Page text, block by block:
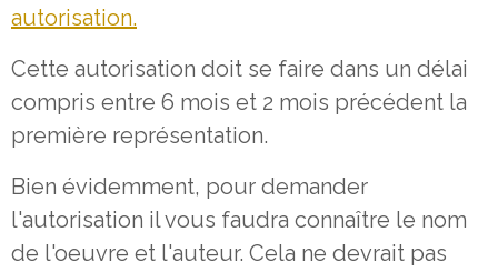
autorisation.
Cette autorisation doit se faire dans un délai
compris entre 6 mois et 2 mois précédent la
première représentation.
Bien évidemment, pour demander
l'autorisation il vous faudra connaître le nom
de l'oeuvre et l'auteur. Cela ne devrait pas